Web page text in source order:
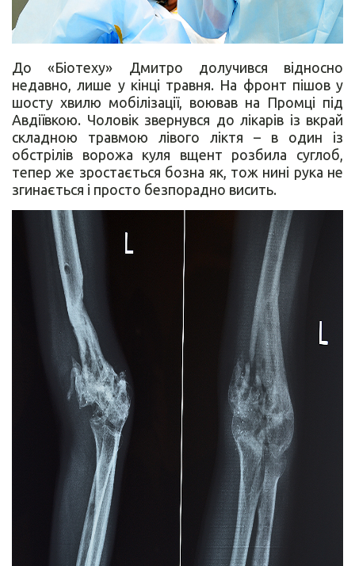
До «Біотеху» Дмитро долучився відносно
недавно, лише у кінці травня. На фронт пішов у
шосту хвилю мобілізації, воював на Промці під
Авдіївкою. Чоловік звернувся до лікарів із вкрай
складною травмою лівого ліктя – в один із
обстрілів ворожа куля вщент розбила суглоб,
тепер же зростається бозна як, тож нині рука не
згинається і просто безпорадно висить.